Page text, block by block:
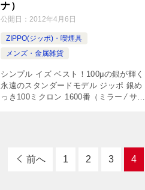
ナ）
公開日：2012年4月6日
ZIPPO(ジッポ)・喫煙具
メンズ・金属雑貨
シンプル イズ ベスト！100μの銀が輝く
永遠のスタンダードモデル ジッポ 銀め
っき100ミクロン 1600番（ミラー ⁄ サテ
前へ 1 2 3 4